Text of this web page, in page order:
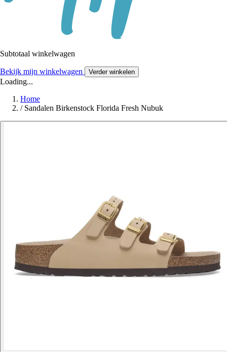
Subtotaal winkelwagen
Bekijk mijn winkelwagen Verder winkelen
Loading...
Home
/ Sandalen Birkenstock Florida Fresh Nubuk